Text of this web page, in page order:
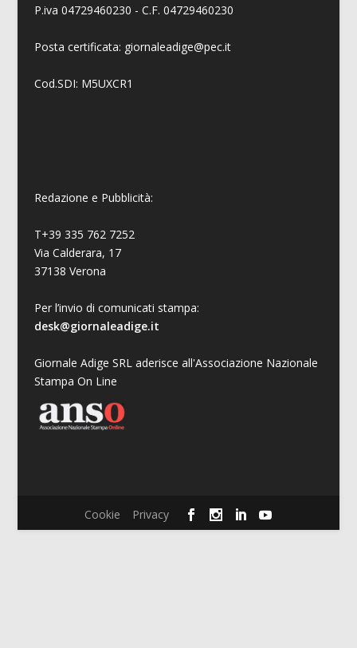
P.iva 04729460230 - C.F. 04729460230
Posta certificata: giornaleadige@pec.it
Cod.SDI: M5UXCR1
Redazione e Pubblicità:
T+39 335 762 7252
Via Calderara, 17
37138 Verona
Per l’invio di comunicati stampa:
desk@giornaleadige.it
Giornale Adige SRL aderisce all'Associazione Nazionale
Stampa On Line
Cookie Privacy